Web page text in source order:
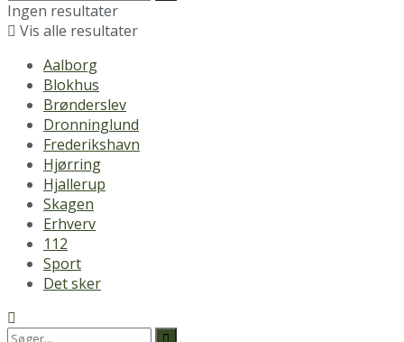
Ingen resultater
Vis alle resultater
Aalborg
Blokhus
Brønderslev
Dronninglund
Frederikshavn
Hjørring
Hjallerup
Skagen
Erhverv
112
Sport
Det sker